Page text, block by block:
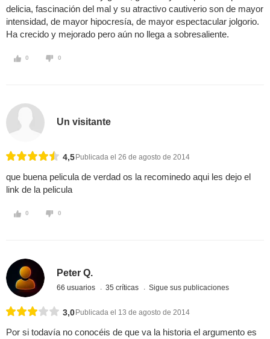
delicia, fascinación del mal y su atractivo cautiverio son de mayor
intensidad, de mayor hipocresía, de mayor espectacular jolgorio.
Ha crecido y mejorado pero aún no llega a sobresaliente.
0 0
Un visitante
4,5 Publicada el 26 de agosto de 2014
que buena pelicula de verdad os la recominedo aqui les dejo el
link de la pelicula
0 0
Peter Q.
66 usuarios 35 críticas Sigue sus publicaciones
3,0 Publicada el 13 de agosto de 2014
Por si todavía no conocéis de que va la historia el argumento es